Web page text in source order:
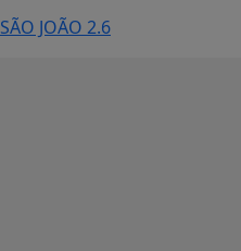
SÃO JOÃO 2.6